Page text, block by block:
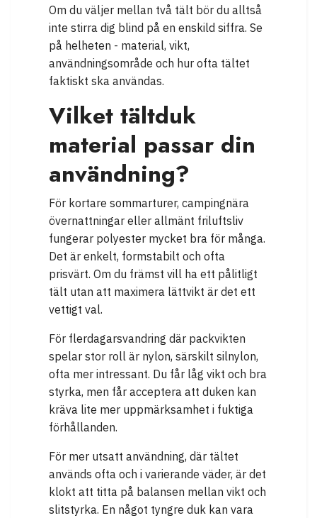
Om du väljer mellan två tält bör du alltså
inte stirra dig blind på en enskild siffra. Se
på helheten - material, vikt,
användningsområde och hur ofta tältet
faktiskt ska användas.
Vilket tältduk
material passar din
användning?
För kortare sommarturer, campingnära
övernattningar eller allmänt friluftsliv
fungerar polyester mycket bra för många.
Det är enkelt, formstabilt och ofta
prisvärt. Om du främst vill ha ett pålitligt
tält utan att maximera lättvikt är det ett
vettigt val.
För flerdagarsvandring där packvikten
spelar stor roll är nylon, särskilt silnylon,
ofta mer intressant. Du får låg vikt och bra
styrka, men får acceptera att duken kan
kräva lite mer uppmärksamhet i fuktiga
förhållanden.
För mer utsatt användning, där tältet
används ofta och i varierande väder, är det
klokt att titta på balansen mellan vikt och
slitstyrka. En något tyngre duk kan vara